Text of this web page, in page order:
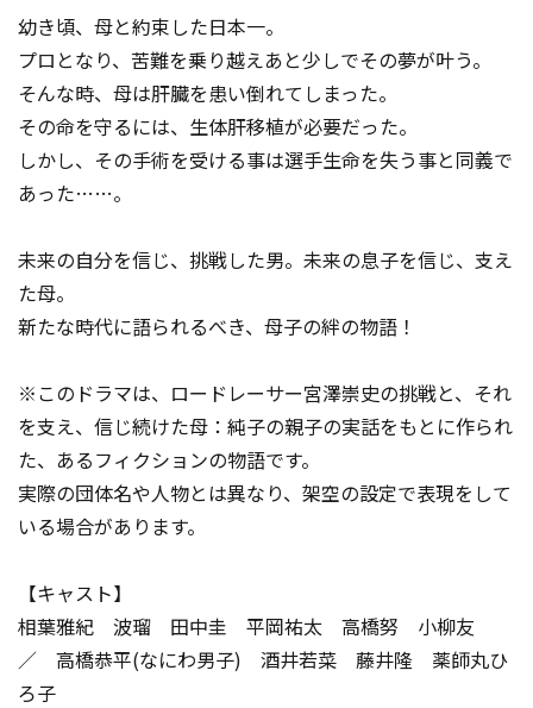
幼き頃、母と約束した日本一。
プロとなり、苦難を乗り越えあと少しでその夢が叶う。
――そんな時、母は肝臓を患い倒れてしまった。
その命を守るには、生体肝移植が必要だった。
しかし、その手術を受ける事は選手生命を失う事と同義で
あった……。
未来の自分を信じ、挑戦した男。未来の息子を信じ、支え
た母。
新たな時代に語られるべき、母子の絆の物語！
※このドラマは、ロードレーサー宮澤崇史の挑戦と、それ
を支え、信じ続けた母：純子の親子の実話をもとに作られ
た、あるフィクションの物語です。
実際の団体名や人物とは異なり、架空の設定で表現をして
いる場合があります。
【キャスト】
相葉雅紀 波瑠 田中圭 平岡祐太 高橋努 小柳友
／ 高橋恭平(なにわ男子) 酒井若菜 藤井隆 薬師丸ひ
ろ子